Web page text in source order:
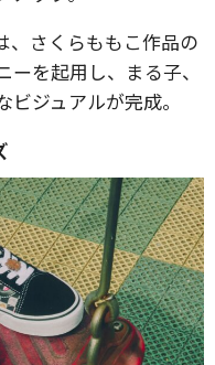
、さくらももこ作品の
を起用し、まる子、
ジュアルが完成。